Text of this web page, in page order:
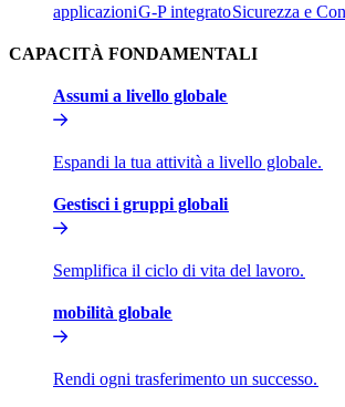
applicazioni​​G-P integrato​​Sicurezza e
CAPACITÀ FONDAMENTALI​​
Assumi a livello globale​​
Espandi la tua attività a livello globale.​​
Gestisci i gruppi globali​​
Semplifica il ciclo di vita del lavoro.​​
mobilità globale​​
Rendi ogni trasferimento un successo.​​